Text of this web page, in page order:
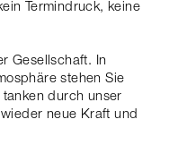
Termindruck, keine
Gesellschaft. In
stehen Sie
durch unser
neue Kraft und